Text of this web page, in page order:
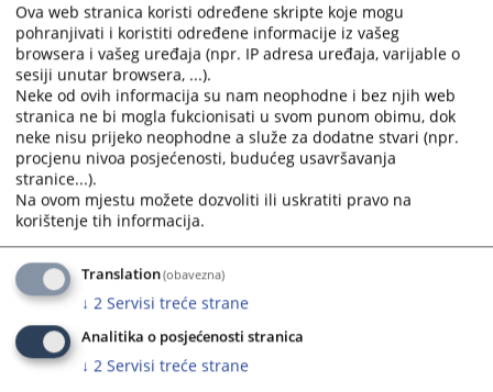
select
a
date.
Press
the
question
mark
key
to
get
the
keyboard
shortcuts
for
changing
select
a
date.
Press
the
question
mark
to
get
keyboard
shortcuts
for
changing
dates.
Ova web stranica koristi određene skripte koje mogu
pohranjivati i koristiti određene informacije iz vašeg
browsera i vašeg uređaja (npr. IP adresa uređaja, varijable o
sesiji unutar browsera, ...).
Neke od ovih informacija su nam neophodne i bez njih web
stranica ne bi mogla fukcionisati u svom punom obimu, dok
neke nisu prijeko neophodne a služe za dodatne stvari (npr.
procjenu nivoa posjećenosti, budućeg usavršavanja
stranice...).
Na ovom mjestu možete dozvoliti ili uskratiti pravo na
korištenje tih informacija.
Translation(obavezna)
↓ 2 Servisi treće strane
Analitika o posjećenosti stranica
↓ 2 Servisi treće strane